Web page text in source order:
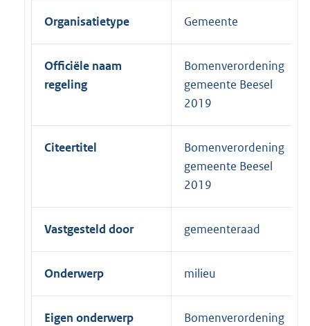
Organisatietype Gemeente
Officiële naam
regeling
Bomenverordening
gemeente Beesel
2019
Citeertitel
Bomenverordening
gemeente Beesel
2019
Vastgesteld door gemeenteraad
Onderwerp milieu
Eigen onderwerp
Bomenverordening